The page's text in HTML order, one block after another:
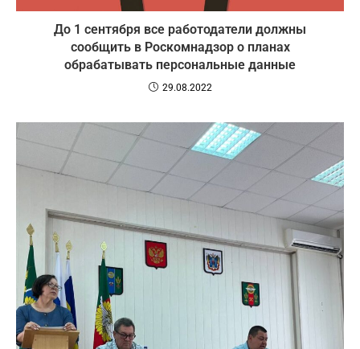
До 1 сентября все работодатели должны
сообщить в Роскомнадзор о планах
обрабатывать персональные данные
29.08.2022